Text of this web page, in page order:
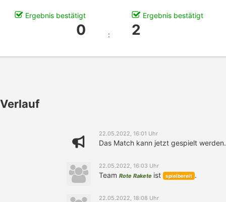
Ergebnis bestätigt Ergebnis bestätigt
0 : 2
Verlauf
22.05.2022, 16:01 Uhr
Das Match kann jetzt gespielt werden.
22.05.2022, 16:03 Uhr
Team Rote Rakete ist spielbereit .
22.05.2022, 18:08 Uhr